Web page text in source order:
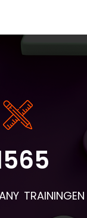
worden
Neem deze
Apart
TRAININGEN